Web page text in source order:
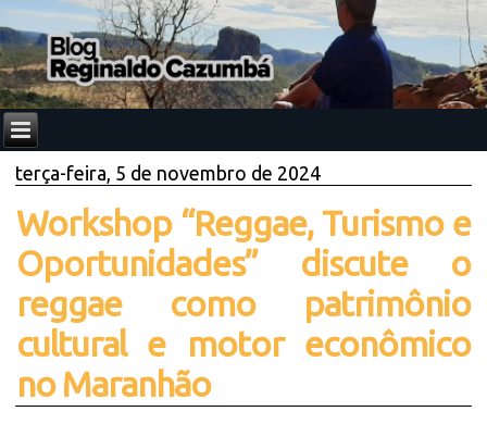
terça-feira, 5 de novembro de 2024
Workshop “Reggae, Turismo e
Oportunidades” discute o
reggae como patrimônio
cultural e motor econômico
no Maranhão